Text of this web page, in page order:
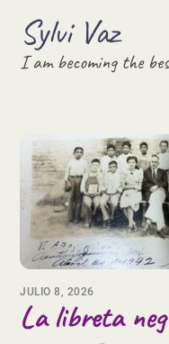
content
Sylvi Vaz
I am becoming the
JULIO 8, 2026
La libreta